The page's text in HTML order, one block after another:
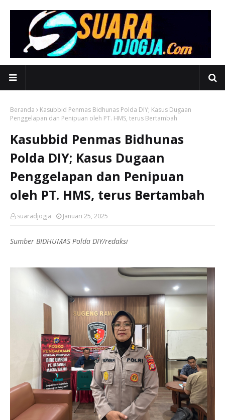
Beranda
Kasubbid Penmas Bidhunas Polda DIY; Kasus Dugaan
Penggelapan dan Penipuan oleh PT. HMS, terus Bertambah
Kasubbid Penmas Bidhunas
Polda DIY; Kasus Dugaan
Penggelapan dan Penipuan
oleh PT. HMS, terus Bertambah
suaradjogja Januari 25, 2025
Sumber BIDHUMAS Polda DIY/redaksi